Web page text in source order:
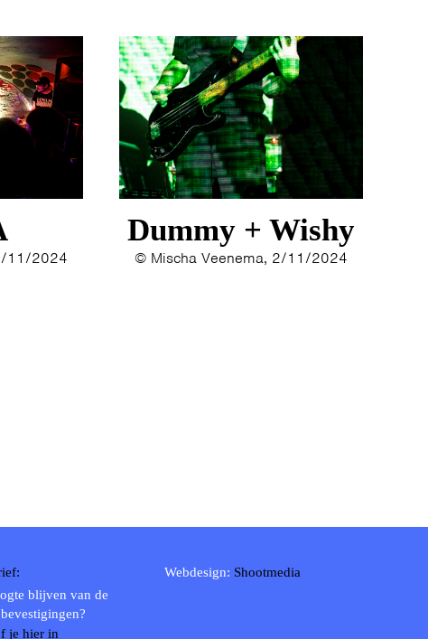
11/2024
Dummy + Wishy
© Mischa Veenema, 2/11/2024
blijven van de
je hier in
Webdesign: Shootmedia